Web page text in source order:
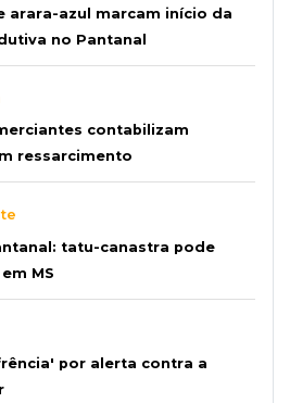
arara-azul marcam início da
no Pantanal
contabilizam
ressarcimento
tatu-canastra pode
MS
por alerta contra a